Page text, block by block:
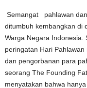
Semangat pahlawan
ditumbuh kembangkan di
Warga Negara
peringatan Hari
dan pengorbanan para
seorang The Founding
menyatakan bahwa